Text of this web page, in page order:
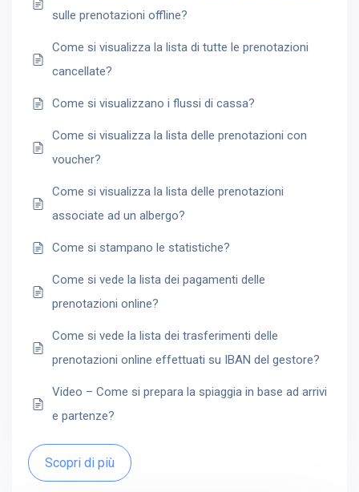
sulle prenotazioni offline?
Come si visualizza la lista di tutte le prenotazioni
cancellate?
Come si visualizzano i flussi di cassa?
Come si visualizza la lista delle prenotazioni con
voucher?
Come si visualizza la lista delle prenotazioni
associate ad un albergo?
Come si stampano le statistiche?
Come si vede la lista dei pagamenti delle
prenotazioni online?
Come si vede la lista dei trasferimenti delle
prenotazioni online effettuati su IBAN del gestore?
Video – Come si prepara la spiaggia in base ad arrivi
e partenze?
Scopri di più